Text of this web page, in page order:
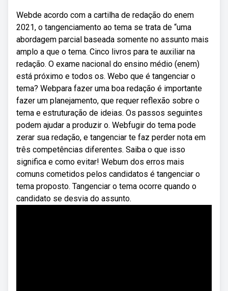
Webde acordo com a cartilha de redação do enem
2021, o tangenciamento ao tema se trata de “uma
abordagem parcial baseada somente no assunto mais
amplo a que o tema. Cinco livros para te auxiliar na
redação. O exame nacional do ensino médio (enem)
está próximo e todos os. Webo que é tangenciar o
tema? Webpara fazer uma boa redação é importante
fazer um planejamento, que requer reflexão sobre o
tema e estruturação de ideias. Os passos seguintes
podem ajudar a produzir o. Webfugir do tema pode
zerar sua redação, e tangenciar te faz perder nota em
três competências diferentes. Saiba o que isso
significa e como evitar! Webum dos erros mais
comuns cometidos pelos candidatos é tangenciar o
tema proposto. Tangenciar o tema ocorre quando o
candidato se desvia do assunto.